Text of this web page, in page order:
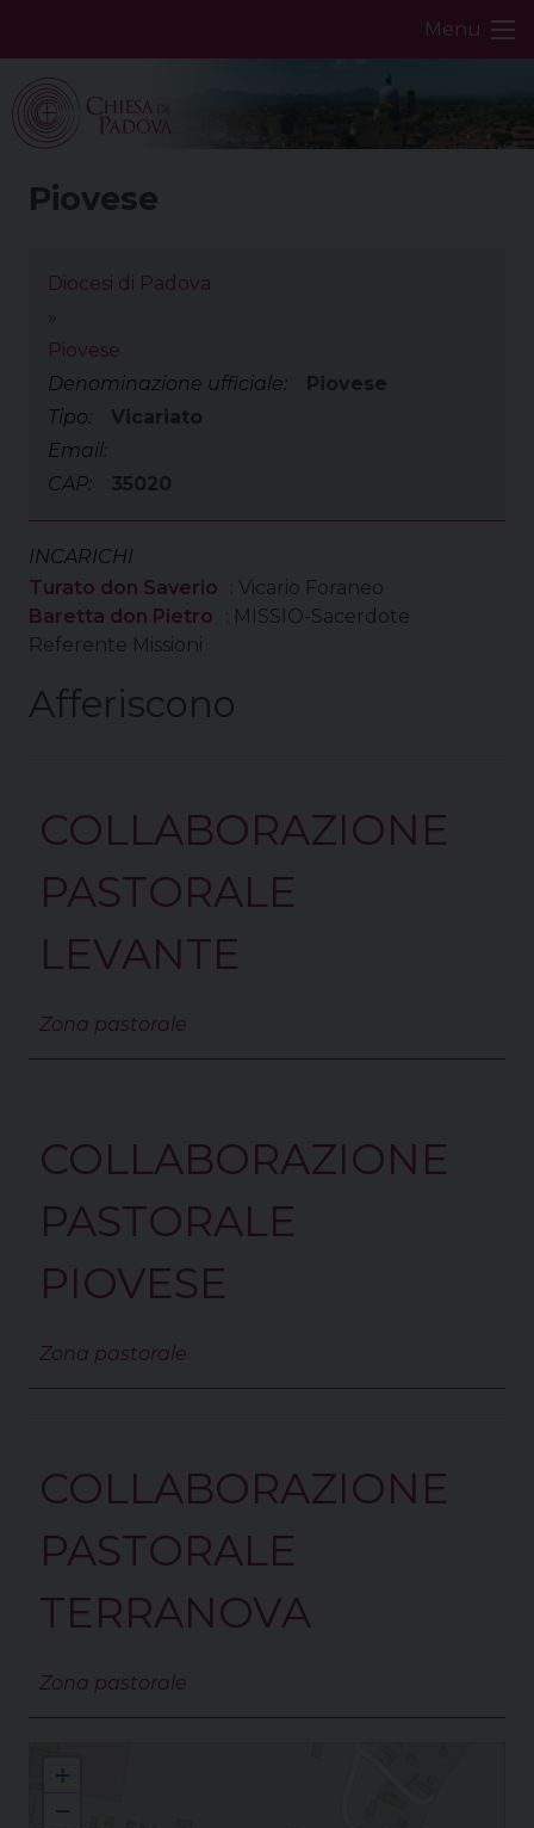
Menu
Piovese
Diocesi di Padova
Piovese
Denominazione ufficiale:
Piovese
Tipo:
Vicariato
Email:
CAP:
35020
INCARICHI
Turato don Saverio
: Vicario Foraneo
Baretta don Pietro
: MISSIO-Sacerdote
Referente Missioni
Afferiscono
COLLABORAZIONE
PASTORALE
LEVANTE
Zona pastorale
COLLABORAZIONE
PASTORALE
PIOVESE
Zona pastorale
COLLABORAZIONE
PASTORALE
TERRANOVA
Zona pastorale
+
−